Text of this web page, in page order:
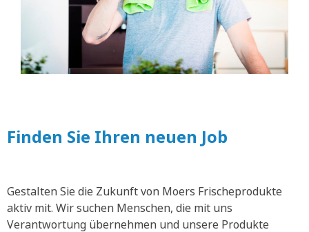
Finden Sie Ihren neuen Job
Gestalten Sie die Zukunft von Moers Frischeprodukte
aktiv mit. Wir suchen Menschen, die mit uns
Verantwortung übernehmen und unsere Produkte